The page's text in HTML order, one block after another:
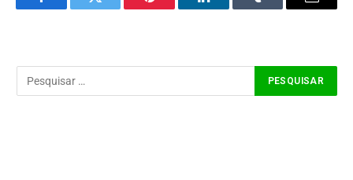
FacebookTwitter Pinterest LinkedInTumblr Email